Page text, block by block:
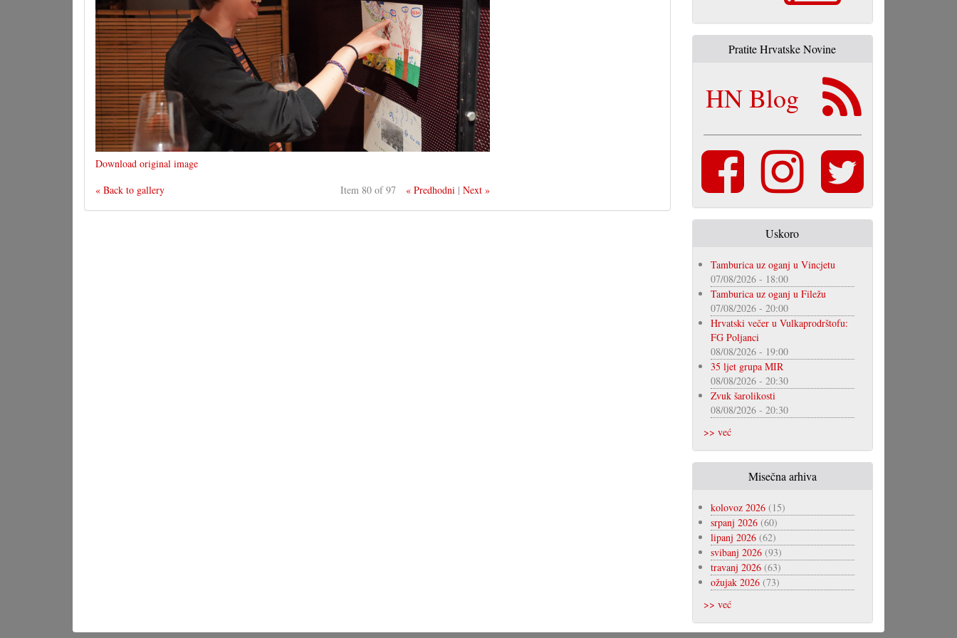
Download original image
« Back to gallery
Item 80 of 97 « Predhodni |Next »
Pratite Hrvatske Novine
HN Blog
Uskoro
Tamburica uz oganj u Vincjetu
07/08/2026 - 18:00
Tamburica uz oganj u Filežu
07/08/2026 - 20:00
Hrvatski večer u Vulkaprodrštofu:
FG Poljanci
08/08/2026 - 19:00
35 ljet grupa MIR
08/08/2026 - 20:30
Zvuk šarolikosti
08/08/2026 - 20:30
>> već
Misečna arhiva
kolovoz 2026(15)
srpanj 2026(60)
lipanj 2026(62)
svibanj 2026(93)
travanj 2026(63)
ožujak 2026(73)
>> već